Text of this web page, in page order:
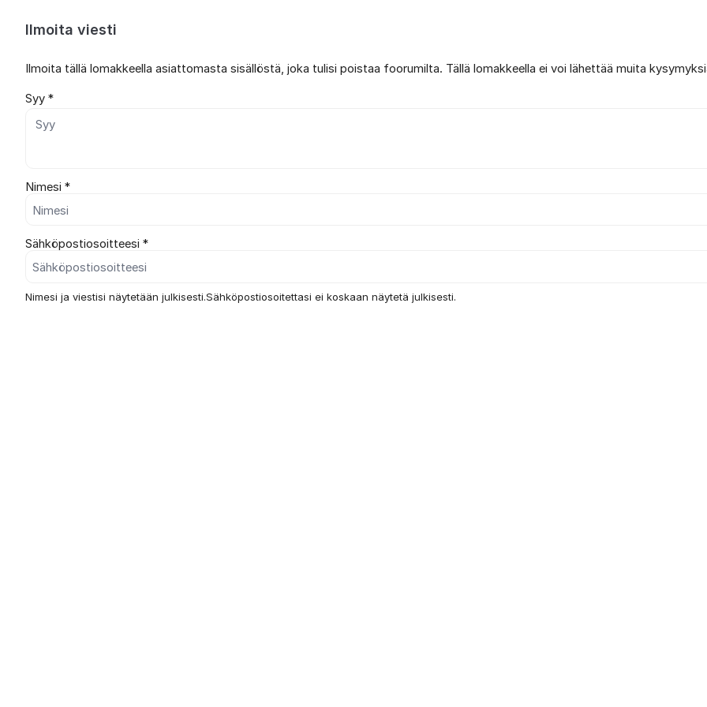
Ilmoita viesti
Ilmoita tällä lomakkeella asiattomasta sisällöstä, joka tulisi poistaa foorumilta. Tällä lomakkeella ei voi lähettää muita
Syy *
Nimesi *
Sähköpostiosoitteesi *
Nimesi ja viestisi näytetään julkisesti.Sähköpostiosoitettasi ei koskaan näytetä julkisesti.